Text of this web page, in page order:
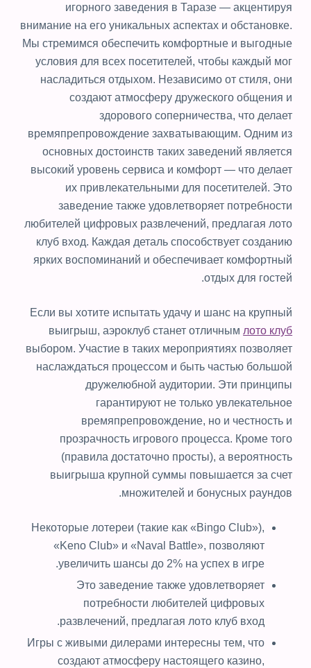
игорного заведения в Таразе — акцентируя
внимание на его уникальных аспектах и обстановке.
Мы стремимся обеспечить комфортные и выгодные
условия для всех посетителей, чтобы каждый мог
насладиться отдыхом. Независимо от стиля, они
создают атмосферу дружеского общения и
здорового соперничества, что делает
времяпрепровождение захватывающим. Одним из
основных достоинств таких заведений является
высокий уровень сервиса и комфорт — что делает
их привлекательными для посетителей. Это
заведение также удовлетворяет потребности
любителей цифровых развлечений, предлагая лото
клуб вход. Каждая деталь способствует созданию
ярких воспоминаний и обеспечивает комфортный
отдых для гостей.
Если вы хотите испытать удачу и шанс на крупный
выигрыш, аэроклуб станет отличным лото клуб
выбором. Участие в таких мероприятиях позволяет
наслаждаться процессом и быть частью большой
дружелюбной аудитории. Эти принципы
гарантируют не только увлекательное
времяпрепровождение, но и честность и
прозрачность игрового процесса. Кроме того
(правила достаточно просты), а вероятность
выигрыша крупной суммы повышается за счет
множителей и бонусных раундов.
Некоторые лотереи (такие как «Bingo Club»),
«Keno Club» и «Naval Battle», позволяют
увеличить шансы до 2% на успех в игре.
Это заведение также удовлетворяет
потребности любителей цифровых
развлечений, предлагая лото клуб вход.
Игры с живыми дилерами интересны тем, что
создают атмосферу настоящего казино,